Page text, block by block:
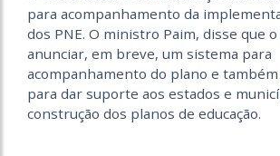
para acompanhamento da
dos PNE. O ministro Paim, disse que o
anunciar, em breve, um sistema para
acompanhamento do plano e
para dar suporte aos estados e
construção dos planos de educação.